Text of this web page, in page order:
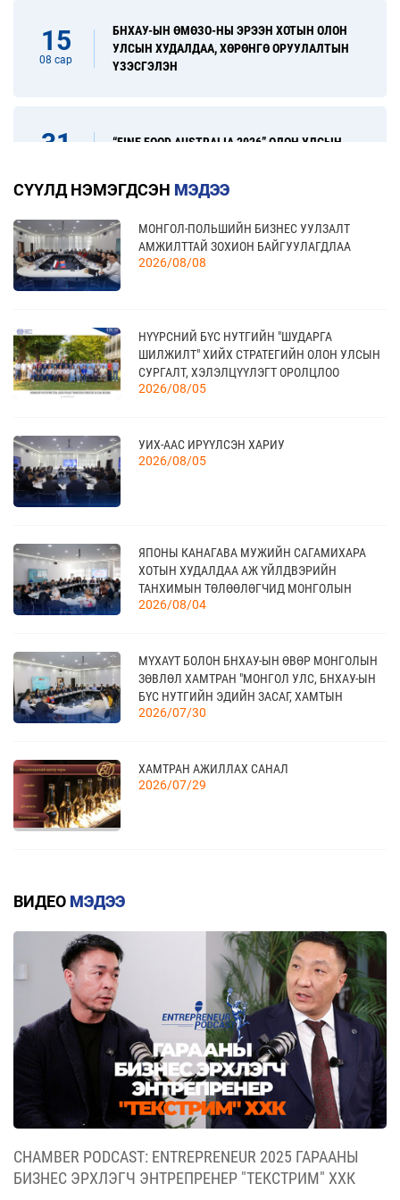
15
08 сар
БНХАУ-ЫН ӨМӨЗО-НЫ ЭРЭЭН ХОТЫН ОЛОН
УЛСЫН ХУДАЛДАА, ХӨРӨНГӨ ОРУУЛАЛТЫН
ҮЗЭСГЭЛЭН
31
“FINE FOOD AUSTRALIA 2026” ОЛОН УЛСЫН
17
09 сар
“УЛААНБААТАР ТҮНШЛЭЛ 2026” ХҮНСНИЙ
САЛБАРЫН ОЛОН УЛСЫН ҮЗЭСГЭЛЭН
20
09 сар
КАНАД УЛС - ТОРОНТО ХОТЫН БИЗНЕС АЯЛАЛ
21
10 сар
TEX+ VISION KOREA
04
11 сар
ҮЗЭСГЭЛЭН
11 сар
АХУЙН САЛБАРЫН ҮЗЭСГЭЛЭН
СҮҮЛД НЭМЭГДСЭН МЭДЭЭ
МОНГОЛ-ПОЛЬШИЙН БИЗНЕС УУЛЗАЛТ
АМЖИЛТТАЙ ЗОХИОН БАЙГУУЛАГДЛАА
2026/08/08
НҮҮРСНИЙ БҮС НУТГИЙН "ШУДАРГА
ШИЛЖИЛТ" ХИЙХ СТРАТЕГИЙН ОЛОН УЛСЫН
СУРГАЛТ, ХЭЛЭЛЦҮҮЛЭГТ ОРОЛЦЛОО
2026/08/05
УИХ-ААС ИРҮҮЛСЭН ХАРИУ
2026/08/05
ЯПОНЫ КАНАГАВА МУЖИЙН САГАМИХАРА
ХОТЫН ХУДАЛДАА АЖ ҮЙЛДВЭРИЙН
ТАНХИМЫН ТӨЛӨӨЛӨГЧИД МОНГОЛЫН
ҮНДЭСНИЙ ХУДАЛДАА АЖ ҮЙЛДВЭРИЙН
2026/08/04
МҮХАҮТ БОЛОН БНХАУ-ЫН ӨВӨР МОНГОЛЫН
ЗӨВЛӨЛ ХАМТРАН "МОНГОЛ УЛС, БНХАУ-ЫН
БҮС НУТГИЙН ЭДИЙН ЗАСАГ, ХАМТЫН
АЖИЛЛАГААНЫ УУЛЗАЛТ"-ЫГ ЗОХИОН
2026/07/30
ХАМТРАН АЖИЛЛАХ САНАЛ
2026/07/29
КВОТТОЙ БОЛОН БУУРУУЛСАН ТАРИФТАЙ
БАРААНЫ ЖАГСААЛТ
2026/07/20
ЕАЭЗХ, ТҮҮНИЙ ГИШҮҮН ОРНУУДААС МОНГОЛ
УЛС РУУ ХӨНГӨЛТТЭЙ ТАРИФААР
ИМПОРТЛОХ 367 БАРААНЫ ЖАГСААЛТ
ВИДЕО МЭДЭЭ
CHAMBER PODCAST: ENTREPRENEUR 2025 ГАРААНЫ
БИЗНЕС ЭРХЛЭГЧ ЭНТРЕПРЕНЕР "ТЕКСТРИМ" ХХК